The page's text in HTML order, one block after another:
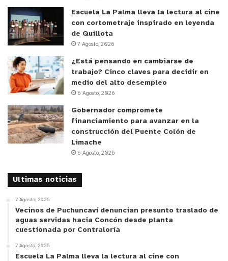
Escuela La Palma lleva la lectura al cine
con cortometraje inspirado en leyenda
de Quillota
7 Agosto, 2026
¿Está pensando en cambiarse de
trabajo? Cinco claves para decidir en
medio del alto desempleo
6 Agosto, 2026
Gobernador compromete
financiamiento para avanzar en la
construcción del Puente Colón de
Limache
6 Agosto, 2026
Ultimas noticias
7 Agosto, 2026
Vecinos de Puchuncaví denuncian presunto traslado de
aguas servidas hacia Concón desde planta
cuestionada por Contraloría
7 Agosto, 2026
Escuela La Palma lleva la lectura al cine con